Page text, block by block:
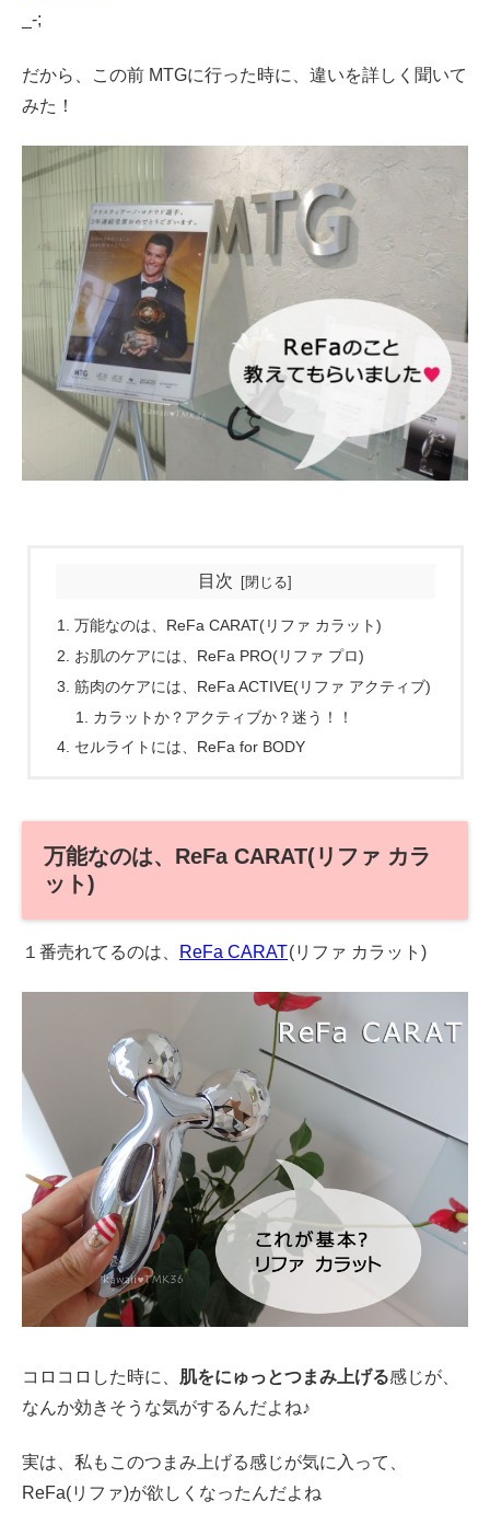
_-;
だから、この前 MTGに行った時に、違いを詳しく聞いて
みた！
目次
万能なのは、ReFa CARAT(リファ カラット)
お肌のケアには、ReFa PRO(リファ プロ)
筋肉のケアには、ReFa ACTIVE(リファ アクティブ)
カラットか？アクティブか？迷う！！
セルライトには、ReFa for BODY
万能なのは、ReFa CARAT(リファ カラ
ット)
１番売れてるのは、 ReFa CARAT(リファ カラット)
コロコロした時に、 肌をにゅっとつまみ上げる感じが、
なんか効きそうな気がするんだよね♪
実は、私もこのつまみ上げる感じが気に入って、
ReFa(リファ)が欲しくなったんだよね